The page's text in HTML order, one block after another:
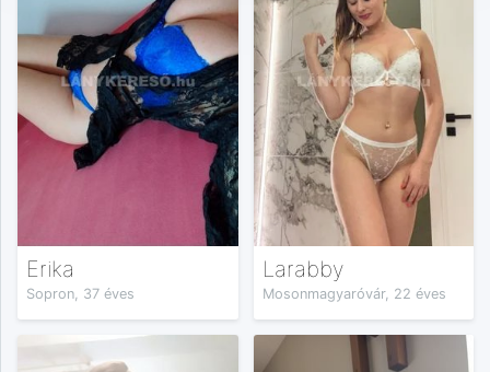
Erika
Sopron, 37 éves
Larabby
Mosonmagyaróvár, 22 éves